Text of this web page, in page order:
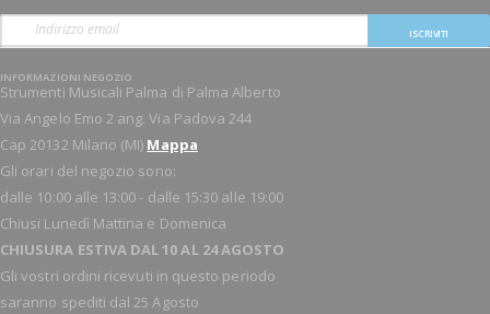
ISCRIVITI
INFORMAZIONI NEGOZIO
Strumenti Musicali Palma di Palma Alberto
Via Angelo Emo 2 ang. Via Padova 244
Cap 20132 Milano (MI) Mappa
Gli orari del negozio sono:
dalle 10:00 alle 13:00 - dalle 15:30 alle 19:00
Chiusi Lunedì Mattina e Domenica
CHIUSURA ESTIVA DAL 10 AL 24 AGOSTO
Gli vostri ordini ricevuti in questo periodo
saranno spediti dal 25 Agosto